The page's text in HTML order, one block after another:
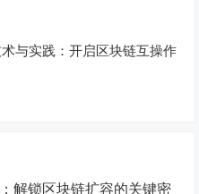
与实践：开启区块链互操作
解锁区块链扩容的关键密